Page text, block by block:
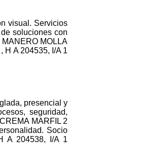
visual. Servicios
soluciones con
MOLLA
H A 204535, I/A 1
presencial y
seguridad,
MARFIL 2
Socio
A 204538, I/A 1